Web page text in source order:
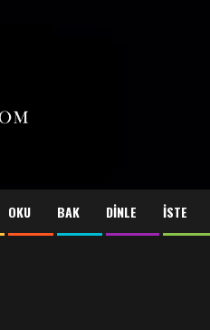
OKU BAK DİNLE İSTE